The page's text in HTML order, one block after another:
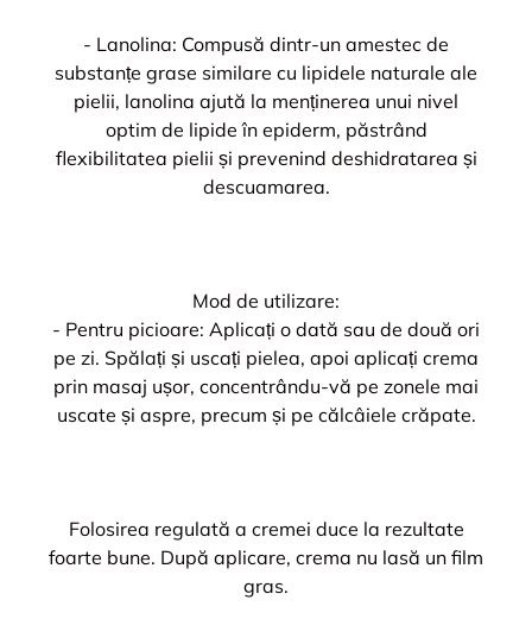
- Lanolina: Compusă dintr-un amestec de
substanțe grase similare cu lipidele naturale ale
pielii, lanolina ajută la menținerea unui nivel
optim de lipide în epiderm, păstrând
flexibilitatea pielii și prevenind deshidratarea și
descuamarea.
Mod de utilizare:
- Pentru picioare: Aplicați o dată sau de două ori
pe zi. Spălați și uscați pielea, apoi aplicați crema
prin masaj ușor, concentrându-vă pe zonele mai
uscate și aspre, precum și pe călcâiele crăpate.
Folosirea regulată a cremei duce la rezultate
foarte bune. După aplicare, crema nu lasă un film
gras.